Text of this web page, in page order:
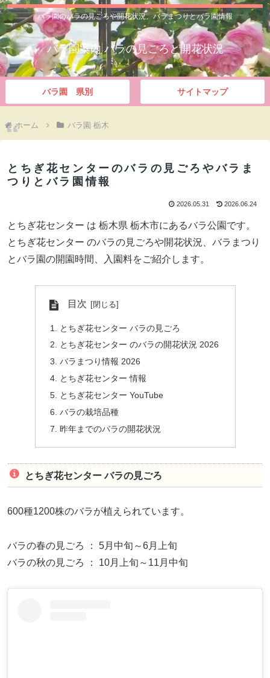
バラ園のバラの見ごろや開花状況、バラまつりとバラ園情報
バラ園案内 バラの見ごろと開花状況
バラ園 県別 サイトマップ
ホーム バラ園 栃木
とちぎ花センターのバラの見ごろやバラま
つりとバラ園情報
2026.05.31 2026.06.24
とちぎ花センター は 栃木県 栃木市にあるバラ公園です。
とちぎ花センター のバラの見ごろや開花状況、バラまつり
とバラ園の開園時間、入園料をご紹介します。
目次
とちぎ花センター バラの見ごろ
とちぎ花センター のバラの開花状況 2026
バラまつり情報 2026
とちぎ花センター 情報
とちぎ花センター YouTube
バラの栽培品種
昨年までのバラの開花状況
とちぎ花センター バラの見ごろ
600種1200株のバラが植えられています。
バラの春の見ごろ ： 5月中旬～6月上旬
バラの秋の見ごろ ： 10月上旬～11月中旬